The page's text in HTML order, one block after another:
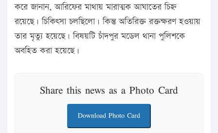
করে জানান, আরিফের মাথায় মারাত্মক আঘাতের চিহ্ন
রয়েছে। চিকিৎসা চলছিলো। কিন্তু অতিরিক্ত রক্তক্ষরণ হওয়ায়
তার মৃত্যু হয়েছে। বিষয়টি চাঁদপুর মডেল থানা পুলিশকে
অবহিত করা হয়েছে।
Share this news as a Photo Card
Download Photo Card